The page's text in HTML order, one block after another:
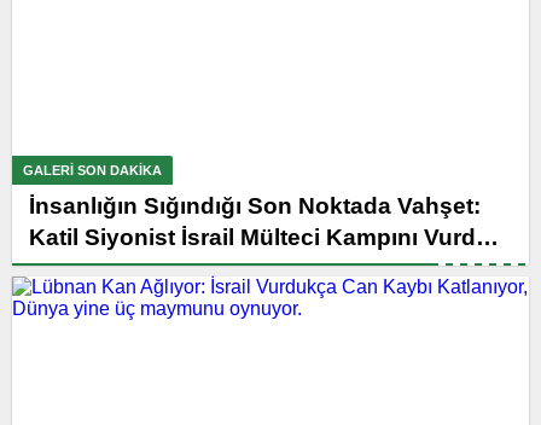
GALERI SON DAKİKA
İnsanlığın Sığındığı Son Noktada Vahşet:
Katil Siyonist İsrail Mülteci Kampını Vurdu,
Biri Çocuk 3 Can Daha Hayattan Koparıldı!